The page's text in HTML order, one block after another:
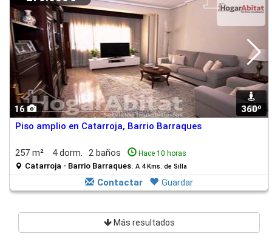
16 1
360º
Piso amplio en Catarroja, Barrio Barraques
257 m² 4 dorm. 2 baños Hace 10 horas
Catarroja - Barrio Barraques. A 4 Kms. de Silla
Contactar Guardar
Más resultados